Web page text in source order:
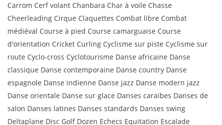
Carrom Cerf volant Chanbara Char à voile Chasse
Cheerleading Cirque Claquettes Combat libre Combat
médiéval Course à pied Course camarguaise Course
d'orientation Cricket Curling Cyclisme sur piste Cyclisme sur
route Cyclo-cross Cyclotourisme Danse africaine Danse
classique Danse contemporaine Danse country Danse
espagnole Danse indienne Danse jazz Danse modern jazz
Danse orientale Danse sur glace Danses caraïbes Danses de
salon Danses latines Danses standards Danses swing
Deltaplane Disc Golf Dozen Echecs Equitation Escalade